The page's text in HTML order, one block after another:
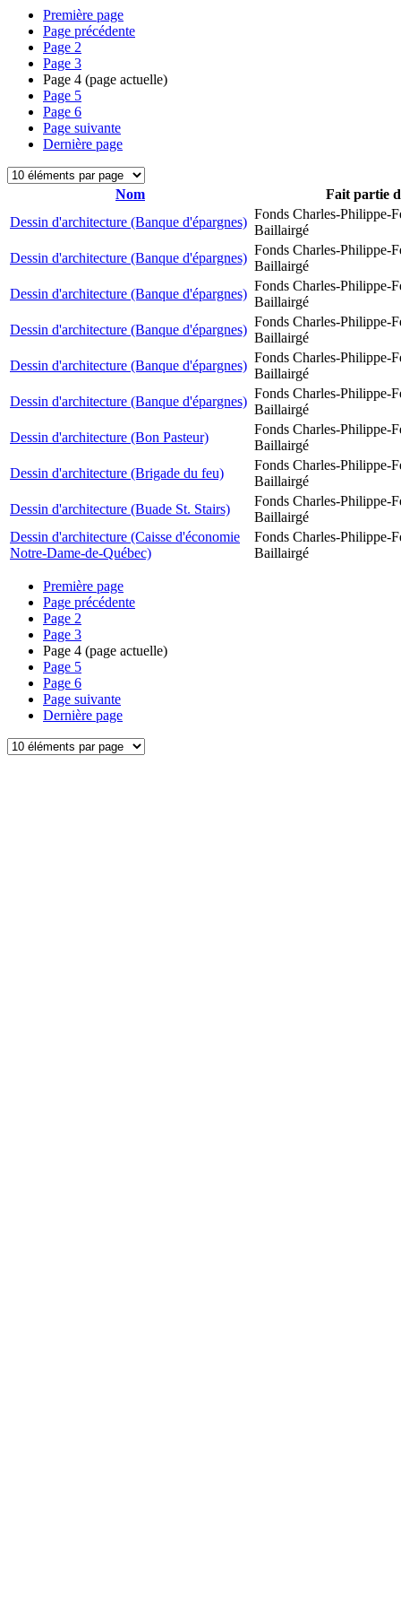
Première page
Page précédente
Page 2
Page 3
Page 4 (page actuelle)
Page 5
Page 6
Page suivante
Dernière page
Nom
Fait partie
Dessin d'architecture (Banque d'épargnes)
Fonds Charles-Philippe-
Baillairgé
Dessin d'architecture (Banque d'épargnes)
Fonds Charles-Philippe-
Baillairgé
Dessin d'architecture (Banque d'épargnes)
Fonds Charles-Philippe-
Baillairgé
Dessin d'architecture (Banque d'épargnes)
Fonds Charles-Philippe-
Baillairgé
Dessin d'architecture (Banque d'épargnes)
Fonds Charles-Philippe-
Baillairgé
Dessin d'architecture (Banque d'épargnes)
Fonds Charles-Philippe-
Baillairgé
Dessin d'architecture (Bon Pasteur)
Fonds Charles-Philippe-
Baillairgé
Dessin d'architecture (Brigade du feu)
Fonds Charles-Philippe-
Baillairgé
Dessin d'architecture (Buade St. Stairs)
Fonds Charles-Philippe-
Baillairgé
Dessin d'architecture (Caisse d'économie
Notre-Dame-de-Québec)
Fonds Charles-Philippe-
Baillairgé
Première page
Page précédente
Page 2
Page 3
Page 4 (page actuelle)
Page 5
Page 6
Page suivante
Dernière page